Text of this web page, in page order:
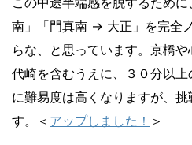
南」「門真南 → 大正」を完全
らな、と思っています。京橋
代崎を含むうえに、３０分以
に難易度は高くなりますが、
す。＜ アップしました！ ＞